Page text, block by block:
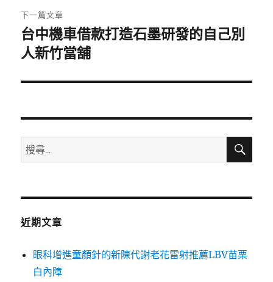
章:
下一篇文章
下
一
文
台中機車借款打造石墨研發的自己別
人新竹當舖
搜
尋
鍵
搜
近期文章
眼科增進童顏針的新陳代謝老花雷射推薦LBV苗栗
白內障